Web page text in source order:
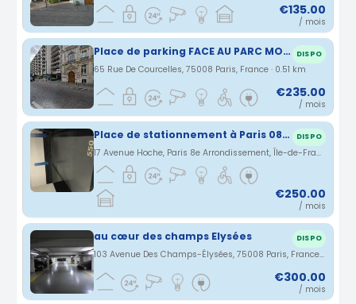
€135.00
/ mois
Place de parking FACE AU PARC MONCEAU DISPO
65 Rue De Courcelles, 75008 Paris, France · 0.51 km
€235.00
/ mois
Place de stationnement à Paris 08 dans parking privé sécurisé DISPO
17 Avenue Hoche, Paris 8e Arrondissement, Île-de-France, France · 0.56 km
€250.00
/ mois
au cœur des champs Elysées DISPO
103 Avenue Des Champs-Élysées, 75008 Paris, France · 0.66 km
€300.00
/ mois